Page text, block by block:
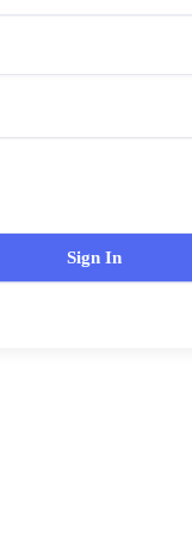
Sign In